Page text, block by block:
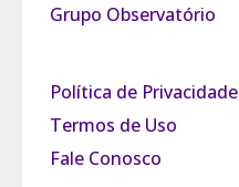
Grupo Observatório
Política de Privacidade
Termos de Uso
Fale Conosco